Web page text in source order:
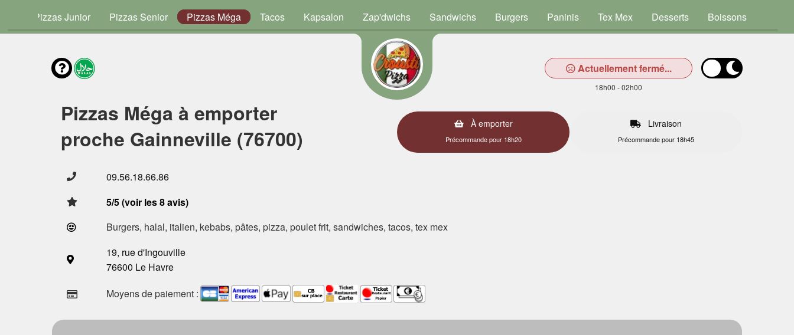
Pizzas Junior Pizzas Senior Pizzas Méga Tacos Kapsalon Zap'dwichs Sandwichs Burgers Paninis Tex Mex Desserts Boissons
Actuellement fermé...
18h00 - 02h00
Pizzas Méga à emporter
proche Gainneville (76700)
À emporter
Précommande pour 18h20
Livraison
Précommande pour 18h45
09.56.18.66.86
5/5 (voir les 8 avis)
Burgers, halal, italien, kebabs, pâtes, pizza, poulet frit, sandwiches, tacos, tex mex
19, rue d'Ingouville
76600 Le Havre
Moyens de paiement :